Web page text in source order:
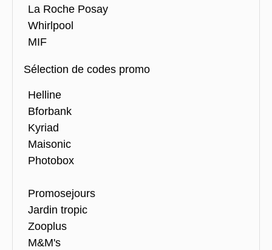
La Roche Posay
Whirlpool
MIF
Sélection de codes promo
Helline
Bforbank
Kyriad
Maisonic
Photobox
Promosejours
Jardin tropic
Zooplus
M&M's